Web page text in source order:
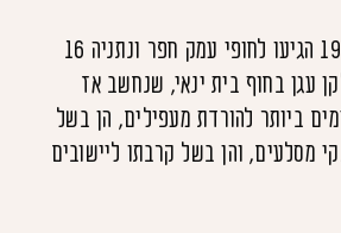
בין השנים 1939-1934 הגיעו לחופי עמק חפר ונתניה 16
עגן בחוף בית ינאי, שנחשב אז
ביותר להורדת מעפילים, הן בשל
מסלעים, והן בשל קרבתו ליישובים